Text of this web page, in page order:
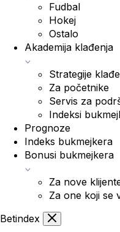
Fudbal
Hokej
Ostalo
Akademija klađenja
Strategije
Za početnike
Servis za
Indeksi
Prognoze
Indeks bukmejkera
Bonusi bukmejkera
Za nove
Za one koji se
Betindex